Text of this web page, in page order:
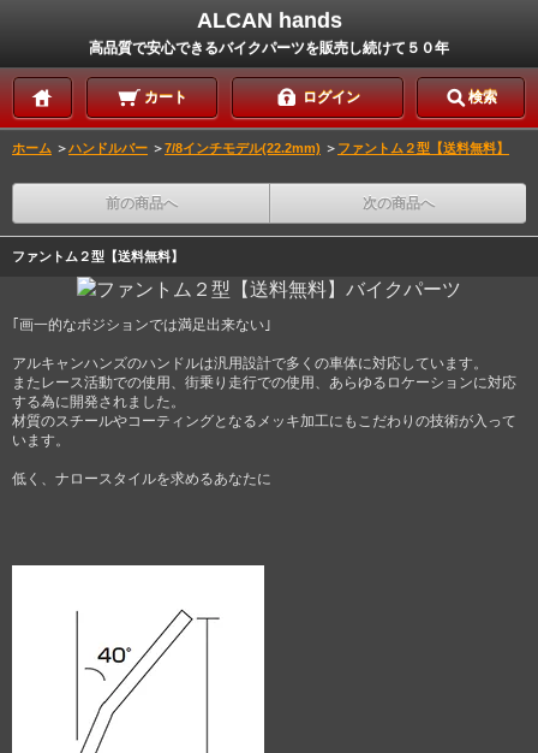
ALCAN hands
高品質で安心できるバイクパーツを販売し続けて５０年
カート ログイン 検索
ホーム ＞ハンドルバー ＞7/8インチモデル(22.2mm) ＞ ファントム２型【送料無料】
前の商品へ 次の商品へ
ファントム２型【送料無料】
｢画一的なポジションでは満足出来ない｣
アルキャンハンズのハンドルは汎用設計で多くの車体に対応しています。
またレース活動での使用、街乗り走行での使用、あらゆるロケーションに対応
する為に開発されました。
材質のスチールやコーティングとなるメッキ加工にもこだわりの技術が入って
います。
低く、ナロースタイルを求めるあなたに